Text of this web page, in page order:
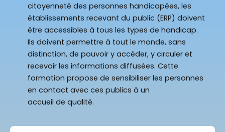
citoyenneté des personnes handicapées, les
établissements recevant du public (ERP) doivent
être accessibles à tous les types de handicap.
Ils doivent permettre à tout le monde, sans
distinction, de pouvoir y accéder, y circuler et
recevoir les informations diffusées. Cette
formation propose de sensibiliser les personnes
en contact avec ces publics à un
accueil de qualité.